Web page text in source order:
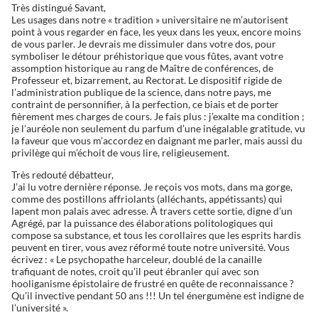
Très distingué Savant,
Les usages dans notre « tradition » universitaire ne m’autorisent
point à vous regarder en face, les yeux dans les yeux, encore moins
de vous parler. Je devrais me dissimuler dans votre dos, pour
symboliser le détour préhistorique que vous fûtes, avant votre
assomption historique au rang de Maître de conférences, de
Professeur et, bizarrement, au Rectorat. Le dispositif rigide de
l’administration publique de la science, dans notre pays, me
contraint de personnifier, à la perfection, ce biais et de porter
fièrement mes charges de cours. Je fais plus : j’exalte ma condition ;
je l’auréole non seulement du parfum d’une inégalable gratitude, vu
la faveur que vous m’accordez en daignant me parler, mais aussi du
privilège qui m’échoit de vous lire, religieusement.
Très redouté débatteur,
J’ai lu votre dernière réponse. Je reçois vos mots, dans ma gorge,
comme des postillons affriolants (alléchants, appétissants) qui
lapent mon palais avec adresse. À travers cette sortie, digne d’un
Agrégé, par la puissance des élaborations politologiques qui
compose sa substance, et tous les corollaires que les esprits hardis
peuvent en tirer, vous avez réformé toute notre université. Vous
écrivez : « Le psychopathe harceleur, doublé de la canaille
trafiquant de notes, croit qu’il peut ébranler qui avec son
hooliganisme épistolaire de frustré en quête de reconnaissance ?
Qu’il invective pendant 50 ans !!! Un tel énergumène est indigne de
l’université ».